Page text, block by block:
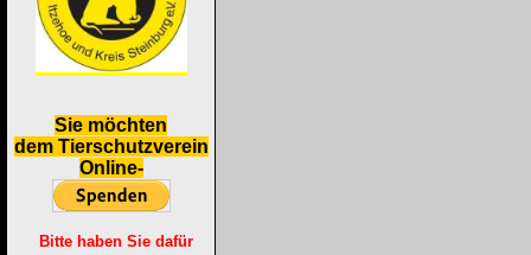
Sie möchten
dem Tierschutzverein
Online-
Bitte haben Sie dafür